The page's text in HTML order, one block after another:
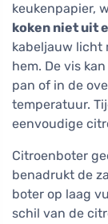
keukenpapier,
koken niet uit
kabeljauw licht
hem. De vis
pan of in de
temperatuur.
eenvoudige
Citroenboter
benadrukt de
boter op laag
schil van de